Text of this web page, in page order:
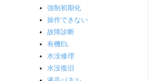
強制初期化
操作できない
故障診断
有機EL
水没修理
水没復旧